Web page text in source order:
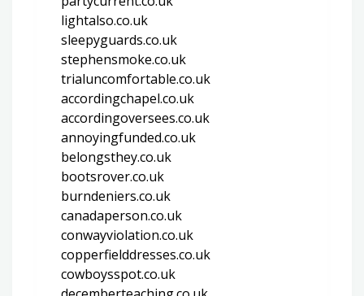
lightalso.co.uk
sleepyguards.co.uk
stephensmoke.co.uk
trialuncomfortable.co.uk
accordingchapel.co.uk
accordingoversees.co.uk
annoyingfunded.co.uk
belongsthey.co.uk
bootsrover.co.uk
burndeniers.co.uk
canadaperson.co.uk
conwayviolation.co.uk
copperfielddresses.co.uk
cowboysspot.co.uk